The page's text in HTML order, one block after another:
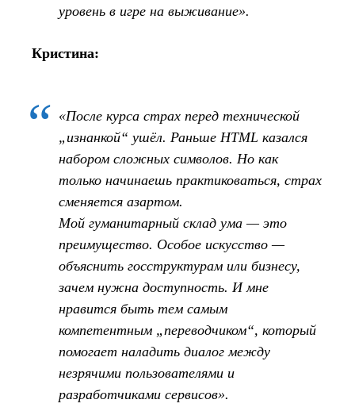
уровень в игре на выживание».
Кристина:
«После курса страх перед технической
„изнанкой“ ушёл. Раньше HTML казался
набором сложных символов. Но как
только начинаешь практиковаться, страх
сменяется азартом.
Мой гуманитарный склад ума — это
преимущество. Особое искусство —
объяснить госструктурам или бизнесу,
зачем нужна доступность. И мне
нравится быть тем самым
компетентным „переводчиком“, который
помогает наладить диалог между
незрячими пользователями и
разработчиками сервисов».